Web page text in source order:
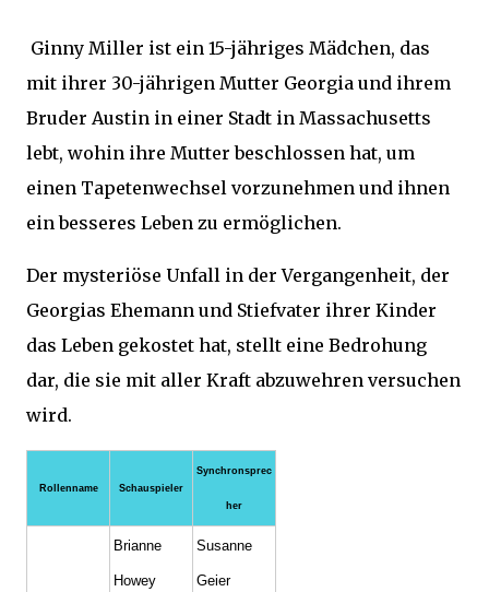
Ginny Miller ist ein 15-jähriges Mädchen, das
mit ihrer 30-jährigen Mutter Georgia und ihrem
Bruder Austin in einer Stadt in Massachusetts
lebt, wohin ihre Mutter beschlossen hat, um
einen Tapetenwechsel vorzunehmen und ihnen
ein besseres Leben zu ermöglichen.
Der mysteriöse Unfall in der Vergangenheit, der
Georgias Ehemann und Stiefvater ihrer Kinder
das Leben gekostet hat, stellt eine Bedrohung
dar, die sie mit aller Kraft abzuwehren versuchen
wird.
Rollenname Schauspieler
Synchronsprec
her
Brianne
Howey
Susanne
Geier